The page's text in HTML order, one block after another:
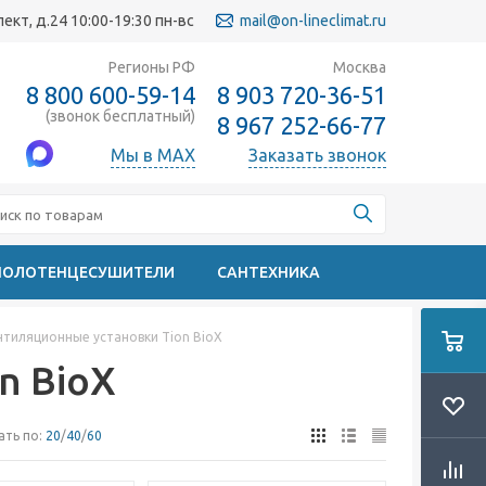
д.24 10:00-19:30 пн-вс mail@on-lineclimat.ru
Регионы РФ
8 800 600-59-14
(звонок бесплатный)
Мы в MAX
Москва
8 903 720-36-51
8 967 252-66-77
Заказать звонок
САНТЕХНИКА
установки Tion BioX
BioX
по: 20/40/60